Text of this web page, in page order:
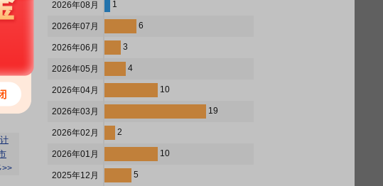
>>
2026年08月 1
2026年07月 6
2026年06月 3
2026年05月 4
2026年04月 10
2026年03月 19
2026年02月 2
2026年01月 10
2025年12月 5